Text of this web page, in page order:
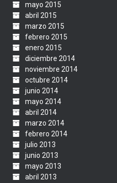
mayo 2015
abril 2015
marzo 2015
febrero 2015
enero 2015
diciembre 2014
noviembre 2014
octubre 2014
junio 2014
mayo 2014
abril 2014
marzo 2014
febrero 2014
julio 2013
junio 2013
mayo 2013
abril 2013